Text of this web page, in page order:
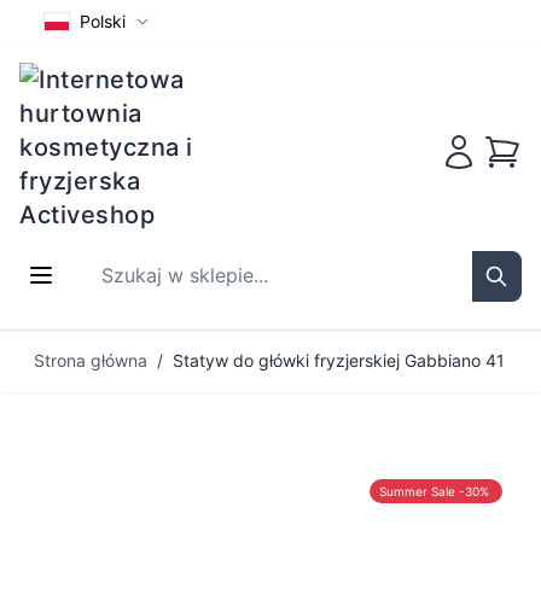
Polski
Szukaj w sklepie...
Strona główna / Statyw do główki fryzjerskiej Gabbiano 41
Summer Sale -30%